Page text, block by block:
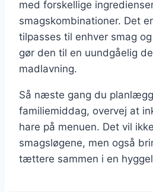
med forskellige
smagskombinationer. Det
tilpasses til enhver smag
gør den til en uundgåelig
madlavning.
Så næste gang du
familiemiddag, overvej at
hare på menuen. Det vil
smagsløgene, men også
tættere sammen i en